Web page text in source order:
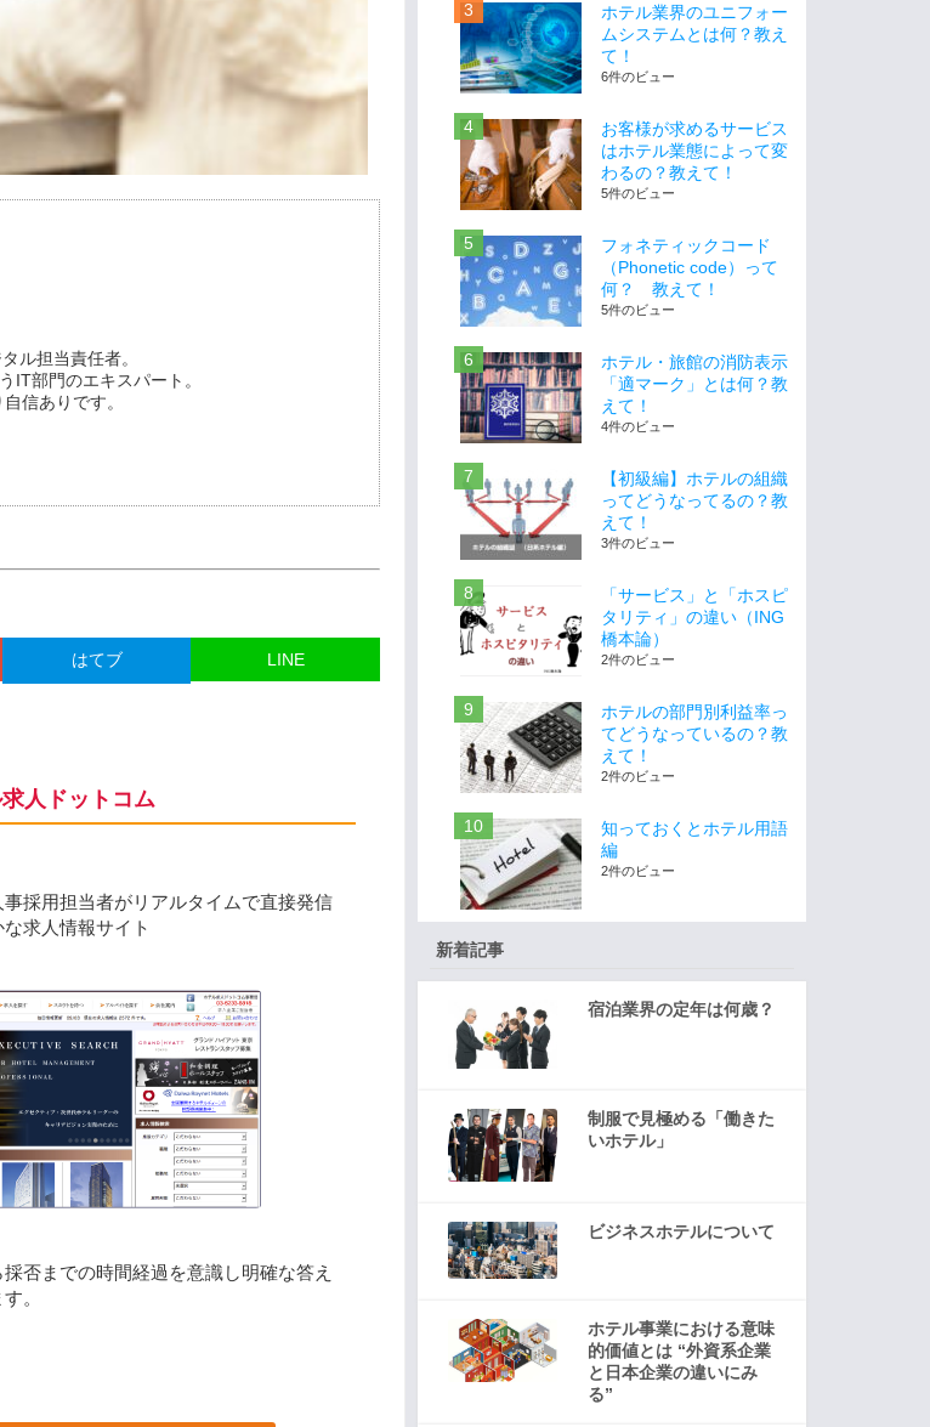
ル担当責任者。
IT部門のエキスパート。
信ありです。
はてブ LINE
人ドットコム
事採用担当者がリアルタイムで直接発信
求人情報サイト
採否までの時間経過を意識し明確な答え
。
ホテル業界のユニフォー
ムシステムとは何？教え
て！
6件のビュー
お客様が求めるサービス
はホテル業態によって変
わるの？教えて！
5件のビュー
フォネティックコード
（Phonetic code）って
何？ 教えて！
5件のビュー
ホテル・旅館の消防表示
「適マーク」とは何？教
えて！
4件のビュー
【初級編】ホテルの組織
ってどうなってるの？教
えて！
3件のビュー
「サービス」と「ホスピ
タリティ」の違い（ING
橋本論）
2件のビュー
ホテルの部門別利益率っ
てどうなっているの？教
えて！
2件のビュー
知っておくとホテル用語
編
2件のビュー
新着記事
宿泊業界の定年は何歳？
制服で見極める「働きた
いホテル」
ビジネスホテルについて
ホテル事業における意味
的価値とは “外資系企業
と日本企業の違いにみ
る”